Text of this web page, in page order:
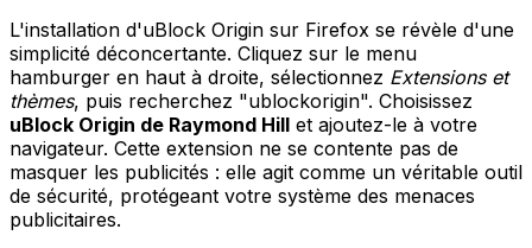
L'installation d'uBlock Origin sur Firefox se révèle d'une
simplicité déconcertante. Cliquez sur le menu
hamburger en haut à droite, sélectionnez Extensions et
thèmes, puis recherchez "ublockorigin". Choisissez
uBlock Origin de Raymond Hill et ajoutez-le à votre
navigateur. Cette extension ne se contente pas de
masquer les publicités : elle agit comme un véritable outil
de sécurité, protégeant votre système des menaces
publicitaires.